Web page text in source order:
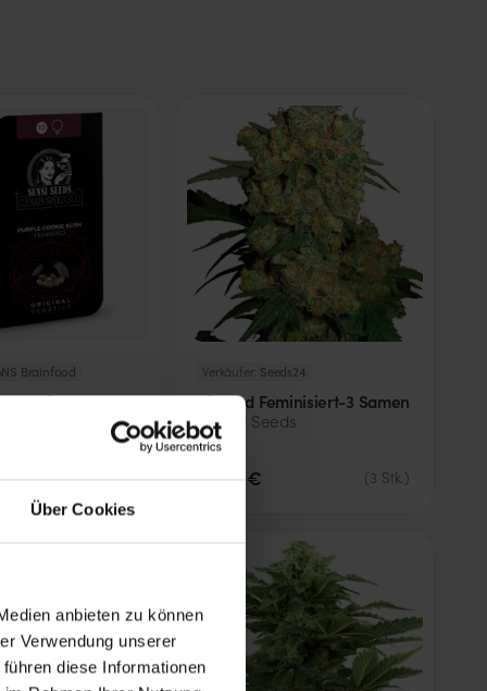
Über Cookies
anbieten zu können
Verwendung unserer
diese Informationen
Brainfood
Sensi Purple
Feminized (gut
Sensi Seeds
(3 Stk.)
Verkäufer: Seeds24
Big Bud Feminisiert-3 Samen
-Sensi Seeds
35,00 € (3 Stk.)